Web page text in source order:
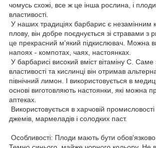
чомусь схожі, все ж це інша рослина, і плоди
властивості.
У наших традиціях барбарис є незамінним
плову, він добре поєднується зі стравами з
це прекрасний м'який підкислювач. Можна
напоях - компотах, чаях, настоянках.
У барбарисі високий вміст вітаміну С. Саме
властивості та кислинці він отримав
північний лимон. І використовується в
основі виготовляють настоянки, які можна
аптеках.
Використовується в харчовій
джемів, мармеладів і солодких паст.
Особливості: Плоди мають бути обов'язково